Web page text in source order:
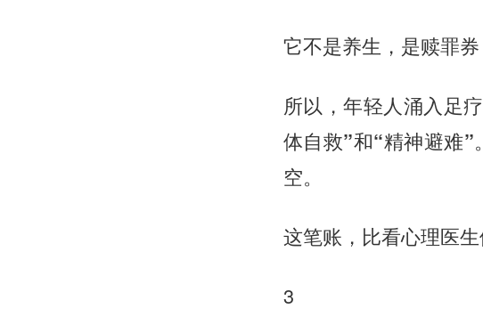
它不是养生，是赎罪券
所以，年轻人涌入足
体自救”和“精神避难”。
空。
这笔账，比看心理医生
3